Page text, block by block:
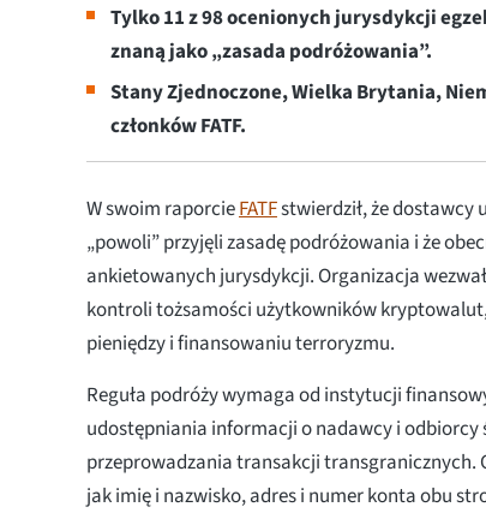
Tylko 11 z 98 ocenionych jurysdykcji
znaną jako „zasada podróżowania”.
Stany Zjednoczone, Wielka Brytania,
członków FATF.
W swoim raporcieFATFstwierdził, że dostawcy
„powoli” przyjęli zasadę podróżowania i że
ankietowanych jurysdykcji. Organizacja
kontroli tożsamości użytkowników
pieniędzy i finansowaniu terroryzmu.
Reguła podróży wymaga od instytucji
udostępniania informacji o nadawcy i odbiorcy
przeprowadzania transakcji transgranicznych.
jak imię i nazwisko, adres i numer konta obu